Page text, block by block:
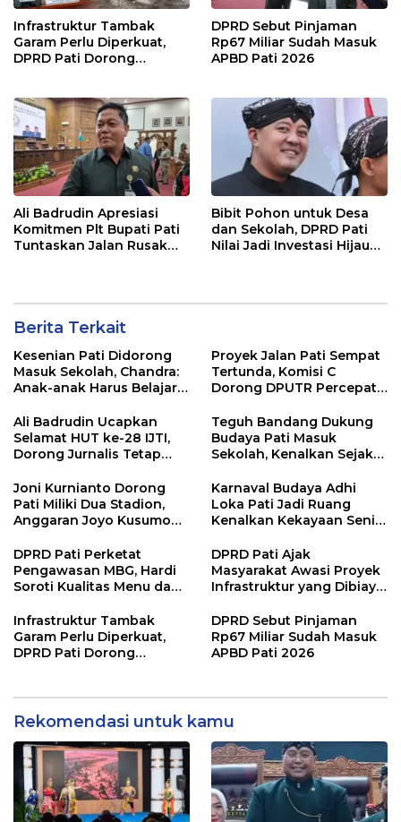
Infrastruktur Tambak
Garam Perlu Diperkuat,
DPRD Pati Dorong
DPRD Sebut Pinjaman
Rp67 Miliar Sudah Masuk
APBD Pati 2026
Ali Badrudin Apresiasi
Komitmen Plt Bupati Pati
Tuntaskan Jalan Rusak
Bibit Pohon untuk Desa
dan Sekolah, DPRD Pati
Nilai Jadi Investasi Hijau
Berita Terkait
Kesenian Pati Didorong
Masuk Sekolah, Chandra:
Anak-anak Harus Belajar
Proyek Jalan Pati Sempat
Tertunda, Komisi C
Dorong DPUTR Percepat
Ali Badrudin Ucapkan
Selamat HUT ke-28 IJTI,
Dorong Jurnalis Tetap
Independen
Teguh Bandang Dukung
Budaya Pati Masuk
Sekolah, Kenalkan Sejak
Joni Kurnianto Dorong
Pati Miliki Dua Stadion,
Anggaran Joyo Kusumo
Karnaval Budaya Adhi
Loka Pati Jadi Ruang
Kenalkan Kekayaan Seni
DPRD Pati Perketat
Pengawasan MBG, Hardi
Soroti Kualitas Menu dan
DPRD Pati Ajak
Masyarakat Awasi Proyek
Infrastruktur yang Dibiayai
Infrastruktur Tambak
Garam Perlu Diperkuat,
DPRD Pati Dorong
DPRD Sebut Pinjaman
Rp67 Miliar Sudah Masuk
APBD Pati 2026
Rekomendasi untuk kamu